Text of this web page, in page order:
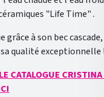
"Life Time" .
grâce à son bec
qualité exceptionnelle !
CATALOGUE CRISTINA